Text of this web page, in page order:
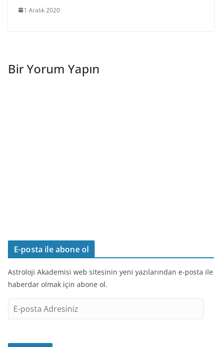
1 Aralık 2020
Bir Yorum Yapın
E-posta ile abone ol
Astroloji Akademisi web sitesinin yeni yazılarından e-posta ile
haberdar olmak için abone ol.
-
o